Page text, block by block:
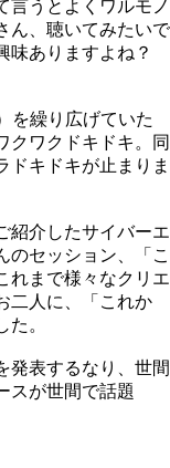
言うとよくワルモノ
ん、聴いてみたいで
ありますよね？
を繰り広げていた
クワクドキドキ。同
ドキドキが止まりま
紹介したサイバーエ
のセッション、「こ
れまで様々なクリエ
二人に、「これか
。
発表するなり、世間
スが世間で話題